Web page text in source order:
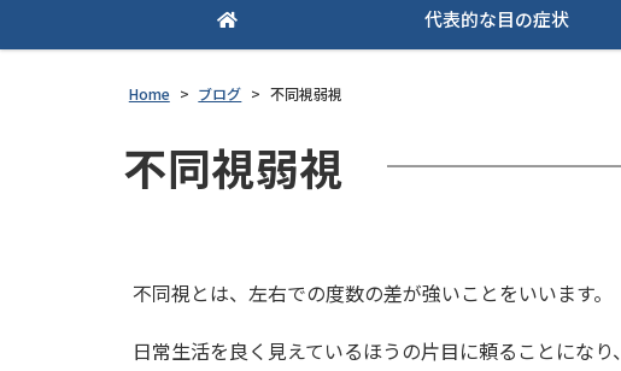
代表的な目の症状
Home > ブログ > 不同視弱視
不同視弱視
不同視とは、左右での度数の差が強いことをいいます。
日常生活を良く見えているほうの片目に頼ることになり、